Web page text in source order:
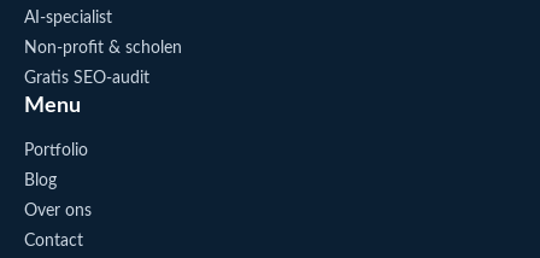
AI-specialist
Non-profit & scholen
Gratis SEO-audit
Menu
Portfolio
Blog
Over ons
Contact